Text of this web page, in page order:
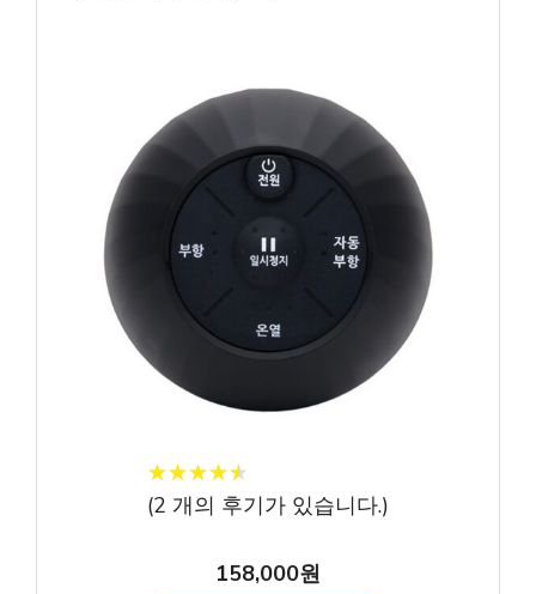
★★★★★
★★★★★
(2 개의 후기가 있습니다.)
158,000원